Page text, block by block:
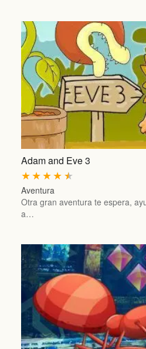
Adam and Eve 3
★
★
★
★
★
Aventura
Otra gran aventura te espera,
a…